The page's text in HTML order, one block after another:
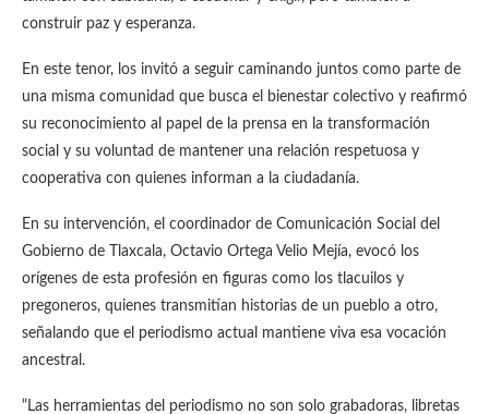
construir paz y esperanza.
En este tenor, los invitó a seguir caminando juntos como parte de
una misma comunidad que busca el bienestar colectivo y reafirmó
su reconocimiento al papel de la prensa en la transformación
social y su voluntad de mantener una relación respetuosa y
cooperativa con quienes informan a la ciudadanía.
En su intervención, el coordinador de Comunicación Social del
Gobierno de Tlaxcala, Octavio Ortega Velio Mejía, evocó los
orígenes de esta profesión en figuras como los tlacuilos y
pregoneros, quienes transmitían historias de un pueblo a otro,
señalando que el periodismo actual mantiene viva esa vocación
ancestral.
“Las herramientas del periodismo no son solo grabadoras, libretas